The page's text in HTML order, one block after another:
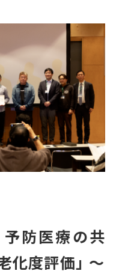
防医療の共
化度評価」 〜